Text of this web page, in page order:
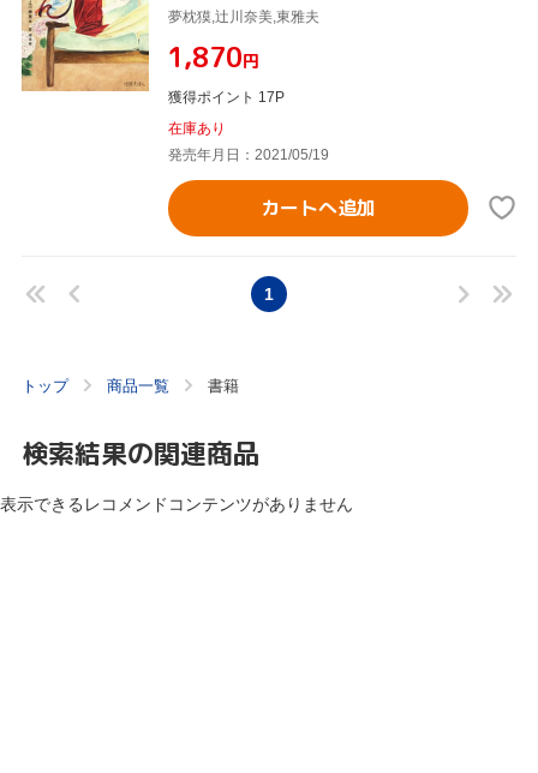
夢枕獏,辻川奈美,東雅夫
¥1,870円
獲得ポイント 17P
在庫あり
発売年月日：2021/05/19
カートへ追加
1
トップ 商品一覧 書籍
検索結果の関連商品
表示できるレコメンドコンテンツがありません